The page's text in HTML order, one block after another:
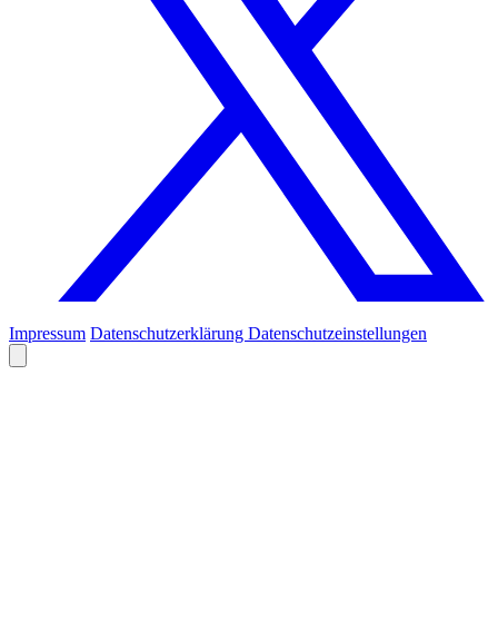
Impressum Datenschutzerklärung Datenschutzeinstellungen